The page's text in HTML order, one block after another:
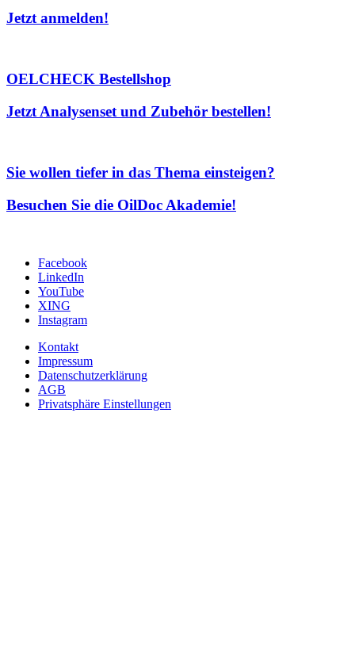
Jetzt anmelden!
OELCHECK Bestellshop
Jetzt Analysenset und Zubehör bestellen!
Sie wollen tiefer in das Thema einsteigen?
Besuchen Sie die OilDoc Akademie!
Facebook
LinkedIn
YouTube
XING
Instagram
Kontakt
Impressum
Datenschutzerklärung
AGB
Privatsphäre Einstellungen